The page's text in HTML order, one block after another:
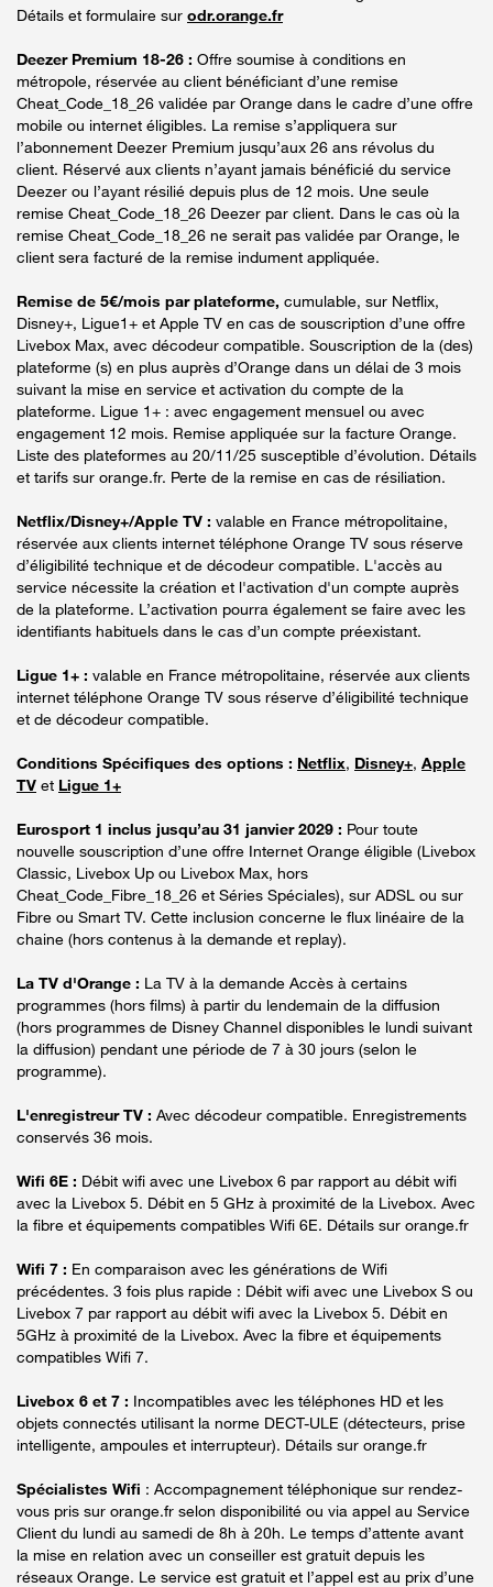
Détails et formulaire sur odr.orange.fr
Deezer Premium 18-26 : Offre soumise à conditions en
métropole, réservée au client bénéficiant d’une remise
Cheat_Code_18_26 validée par Orange dans le cadre d’une offre
mobile ou internet éligibles. La remise s’appliquera sur
l’abonnement Deezer Premium jusqu’aux 26 ans révolus du
client. Réservé aux clients n’ayant jamais bénéficié du service
Deezer ou l’ayant résilié depuis plus de 12 mois. Une seule
remise Cheat_Code_18_26 Deezer par client. Dans le cas où la
remise Cheat_Code_18_26 ne serait pas validée par Orange, le
client sera facturé de la remise indument appliquée.
Remise de 5€/mois par plateforme, cumulable, sur Netflix,
Disney+, Ligue1+ et Apple TV en cas de souscription d’une offre
Livebox Max, avec décodeur compatible. Souscription de la (des)
plateforme (s) en plus auprès d’Orange dans un délai de 3 mois
suivant la mise en service et activation du compte de la
plateforme. Ligue 1+ : avec engagement mensuel ou avec
engagement 12 mois. Remise appliquée sur la facture Orange.
Liste des plateformes au 20/11/25 susceptible d’évolution. Détails
et tarifs sur orange.fr. Perte de la remise en cas de résiliation.
Netflix/Disney+/Apple TV : valable en France métropolitaine,
réservée aux clients internet téléphone Orange TV sous réserve
d’éligibilité technique et de décodeur compatible. L'accès au
service nécessite la création et l'activation d'un compte auprès
de la plateforme. L’activation pourra également se faire avec les
identifiants habituels dans le cas d’un compte préexistant.
Ligue 1+ : valable en France métropolitaine, réservée aux clients
internet téléphone Orange TV sous réserve d’éligibilité technique
et de décodeur compatible.
Conditions Spécifiques des options : Netflix, Disney+, Apple
TV et Ligue 1+
Eurosport 1 inclus jusqu’au 31 janvier 2029 : Pour toute
nouvelle souscription d’une offre Internet Orange éligible (Livebox
Classic, Livebox Up ou Livebox Max, hors
Cheat_Code_Fibre_18_26 et Séries Spéciales), sur ADSL ou sur
Fibre ou Smart TV. Cette inclusion concerne le flux linéaire de la
chaine (hors contenus à la demande et replay).
La TV d'Orange : La TV à la demande Accès à certains
programmes (hors films) à partir du lendemain de la diffusion
(hors programmes de Disney Channel disponibles le lundi suivant
la diffusion) pendant une période de 7 à 30 jours (selon le
programme).
L'enregistreur TV : Avec décodeur compatible. Enregistrements
conservés 36 mois.
Wifi 6E : Débit wifi avec une Livebox 6 par rapport au débit wifi
avec la Livebox 5. Débit en 5 GHz à proximité de la Livebox. Avec
la fibre et équipements compatibles Wifi 6E. Détails sur orange.fr
Wifi 7 : En comparaison avec les générations de Wifi
précédentes. 3 fois plus rapide : Débit wifi avec une Livebox S ou
Livebox 7 par rapport au débit wifi avec la Livebox 5. Débit en
5GHz à proximité de la Livebox. Avec la fibre et équipements
compatibles Wifi 7.
Livebox 6 et 7 : Incompatibles avec les téléphones HD et les
objets connectés utilisant la norme DECT-ULE (détecteurs, prise
intelligente, ampoules et interrupteur). Détails sur orange.fr
Spécialistes Wifi : Accompagnement téléphonique sur rendez-
vous pris sur orange.fr selon disponibilité ou via appel au Service
Client du lundi au samedi de 8h à 20h. Le temps d’attente avant
la mise en relation avec un conseiller est gratuit depuis les
réseaux Orange. Le service est gratuit et l’appel est au prix d’une